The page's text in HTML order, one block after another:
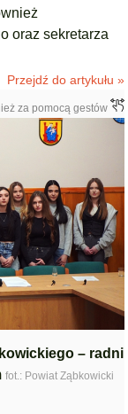
oraz sekretarza
Przejdź do artykułu »
za pomocą gestów
– radni
fot.: Powiat Ząbkowicki